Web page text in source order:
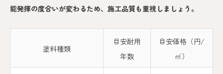
能発揮の度合いが変わるため、施工品質も重視しましょう。
塗料種類
目安耐用
年数
目安価格（円/
㎡）